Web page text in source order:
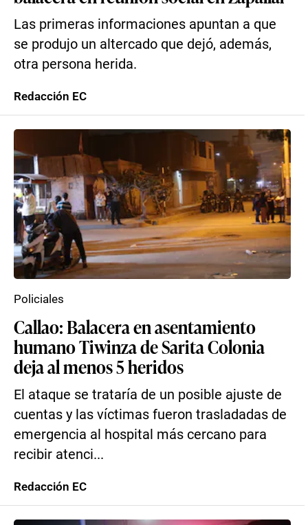
Las primeras informaciones apuntan a que
se produjo un altercado que dejó, además,
otra persona herida.
Redacción EC
Callao: Balacera en asentamiento
humano Tiwinza de Sarita Colonia
deja al menos 5 heridos
El ataque se trataría de un posible ajuste de
cuentas y las víctimas fueron trasladadas de
emergencia al hospital más cercano para
recibir atenci...
Policiales
Redacción EC